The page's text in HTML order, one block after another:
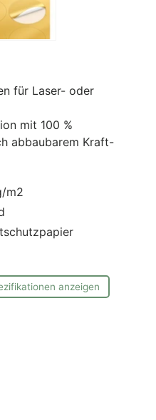
für Laser- oder
mit 100 %
abbaubarem Kraft-
m2
anzeigen